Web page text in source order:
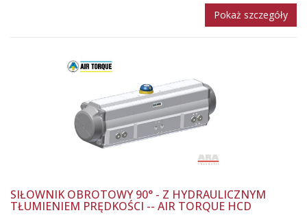
Pokaż szczegóły
SIŁOWNIK OBROTOWY 90° - Z HYDRAULICZNYM
TŁUMIENIEM PRĘDKOŚCI -- AIR TORQUE HCD